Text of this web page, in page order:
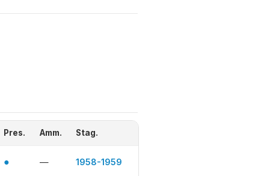
Pres. Amm. Stag.
● — 1958-1959